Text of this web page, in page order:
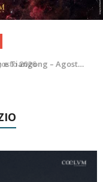
2026